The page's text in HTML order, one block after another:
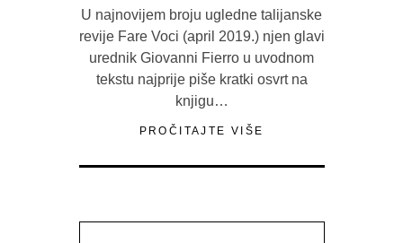
U najnovijem broju ugledne talijanske
revije Fare Voci (april 2019.) njen glavi
urednik Giovanni Fierro u uvodnom
tekstu najprije piše kratki osvrt na
knjigu…
PROČITAJTE VIŠE